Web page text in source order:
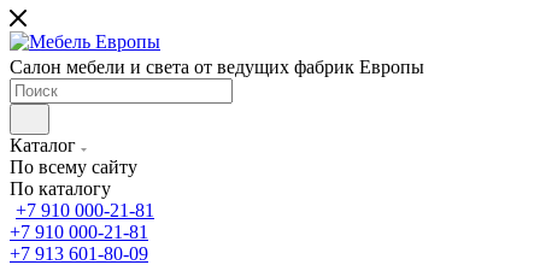
Салон мебели и света от ведущих фабрик Европы
Каталог
По всему сайту
По каталогу
+7 910 000-21-81
+7 910 000-21-81
+7 913 601-80-09